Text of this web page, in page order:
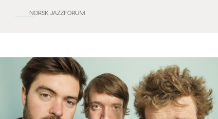
NORSK JAZZFORUM